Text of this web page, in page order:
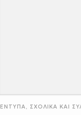
ΈΝΤΥΠΑ, ΣΧΟΛΙΚΆ ΚΑΙ